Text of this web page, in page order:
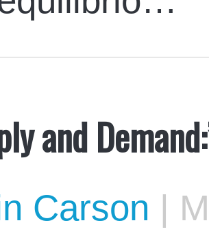
and
Carson |